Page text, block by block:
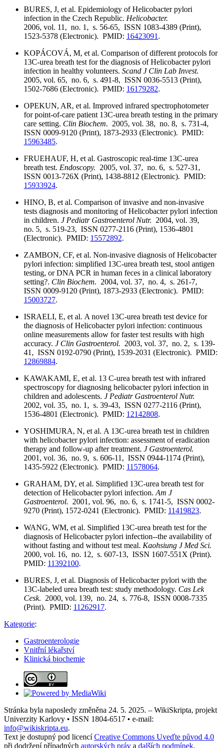
BURES, J, et al. Epidemiology of Helicobacter pylori
infection in the Czech Republic. Helicobacter.
2006, vol. 11, no. 1, s. 56-65, ISSN 1083-4389 (Print),
1523-5378 (Electronic). PMID: 16423091 .
KOPÁCOVÁ, M, et al. Comparison of different protocols for
13C-urea breath test for the diagnosis of Helicobacter pylori
infection in healthy volunteers. Scand J Clin Lab Invest.
2005, vol. 65, no. 6, s. 491-8, ISSN 0036-5513 (Print),
1502-7686 (Electronic). PMID: 16179282.
OPEKUN, AR, et al. Improved infrared spectrophotometer
for point-of-care patient 13C-urea breath testing in the primary
care setting. Clin Biochem. 2005, vol. 38, no. 8, s. 731-4,
ISSN 0009-9120 (Print), 1873-2933 (Electronic). PMID:
15963485.
FRUEHAUF, H, et al. Gastroscopic real-time 13C-urea
breath test. Endoscopy. 2005, vol. 37, no. 6, s. 527-31,
ISSN 0013-726X (Print), 1438-8812 (Electronic). PMID:
15933924.
HINO, B, et al. Comparison of invasive and non-invasive
tests diagnosis and monitoring of Helicobacter pylori infection
in children. J Pediatr Gastroenterol Nutr. 2004, vol. 39,
no. 5, s. 519-23, ISSN 0277-2116 (Print), 1536-4801
(Electronic). PMID: 15572892.
ZAMBON, CF, et al. Non-invasive diagnosis of Helicobacter
pylori infection: simplified 13C-urea breath test, stool antigen
testing, or DNA PCR in human feces in a clinical laboratory
setting?. Clin Biochem. 2004, vol. 37, no. 4, s. 261-7,
ISSN 0009-9120 (Print), 1873-2933 (Electronic). PMID:
15003727.
ISRAELI, E, et al. A novel 13C-urea breath test device for
the diagnosis of Helicobacter pylori infection: continuous
online measurements allow for faster test results with high
accuracy. J Clin Gastroenterol. 2003, vol. 37, no. 2, s. 139-
41, ISSN 0192-0790 (Print), 1539-2031 (Electronic). PMID:
12869884.
KAWAKAMI, E, et al. 13 C-urea breath test with infrared
spectroscopy for diagnosing helicobacter pylori infection in
children and adolescents. J Pediatr Gastroenterol Nutr.
2002, vol. 35, no. 1, s. 39-43, ISSN 0277-2116 (Print),
1536-4801 (Electronic). PMID: 12142808.
YOSHIMURA, N, et al. A 13C-urea breath test in children
with helicobacter pylori infection: assessment of eradication
therapy and follow-up after treatment. J Gastroenterol.
2001, vol. 36, no. 9, s. 606-11, ISSN 0944-1174 (Print),
1435-5922 (Electronic). PMID: 11578064.
GRAHAM, DY, et al. Simplified 13C-urea breath test for
detection of Helicobacter pylori infection. Am J
Gastroenterol. 2001, vol. 96, no. 6, s. 1741-5, ISSN 0002-
9270 (Print), 1572-0241 (Electronic). PMID: 11419823.
WANG, WM, et al. Simplified 13C-urea breath test for the
diagnosis of Helicobacter pylori infection--the availability of
without fasting and without test meal. Kaohsiung J Med Sci.
2000, vol. 16, no. 12, s. 607-13, ISSN 1607-551X (Print).
PMID: 11392100.
BURES, J, et al. Diagnosis of Helicobacter pylori with the
13C-labeled urea breath test: study methodology. Cas Lek
Cesk. 2000, vol. 139, no. 24, s. 776-8, ISSN 0008-7335
(Print). PMID: 11262917.
Kategorie:
Gastroenterologie
Vnitřní lékařství
Klinická biochemie
Stránka byla naposledy změněna 24. 5. 2025. – WikiSkripta, projekt
Univerzity Karlovy • ISSN 1804-6517 • e-mail:
info@wikiskripta.eu.
Text je dostupný pod licencíCreative Commons Uveďte původ 4.0
při dodržení případných autorských práv a dalších podmínek.